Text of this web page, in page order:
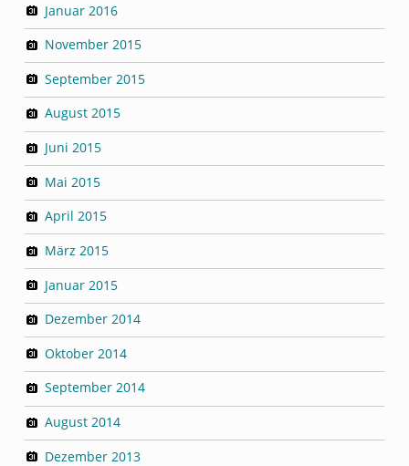
Januar 2016
November 2015
September 2015
August 2015
Juni 2015
Mai 2015
April 2015
März 2015
Januar 2015
Dezember 2014
Oktober 2014
September 2014
August 2014
Dezember 2013